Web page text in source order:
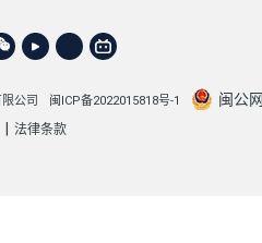
公司 闽ICP备2022015818号-1 闽公
法律条款